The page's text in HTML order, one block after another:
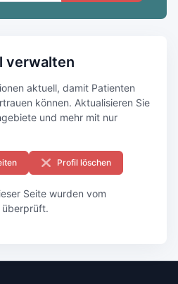
verwalten
aktuell, damit Patienten
können. Aktualisieren Sie
und mehr mit nur
Profil löschen
Seite wurden vom
überprüft.